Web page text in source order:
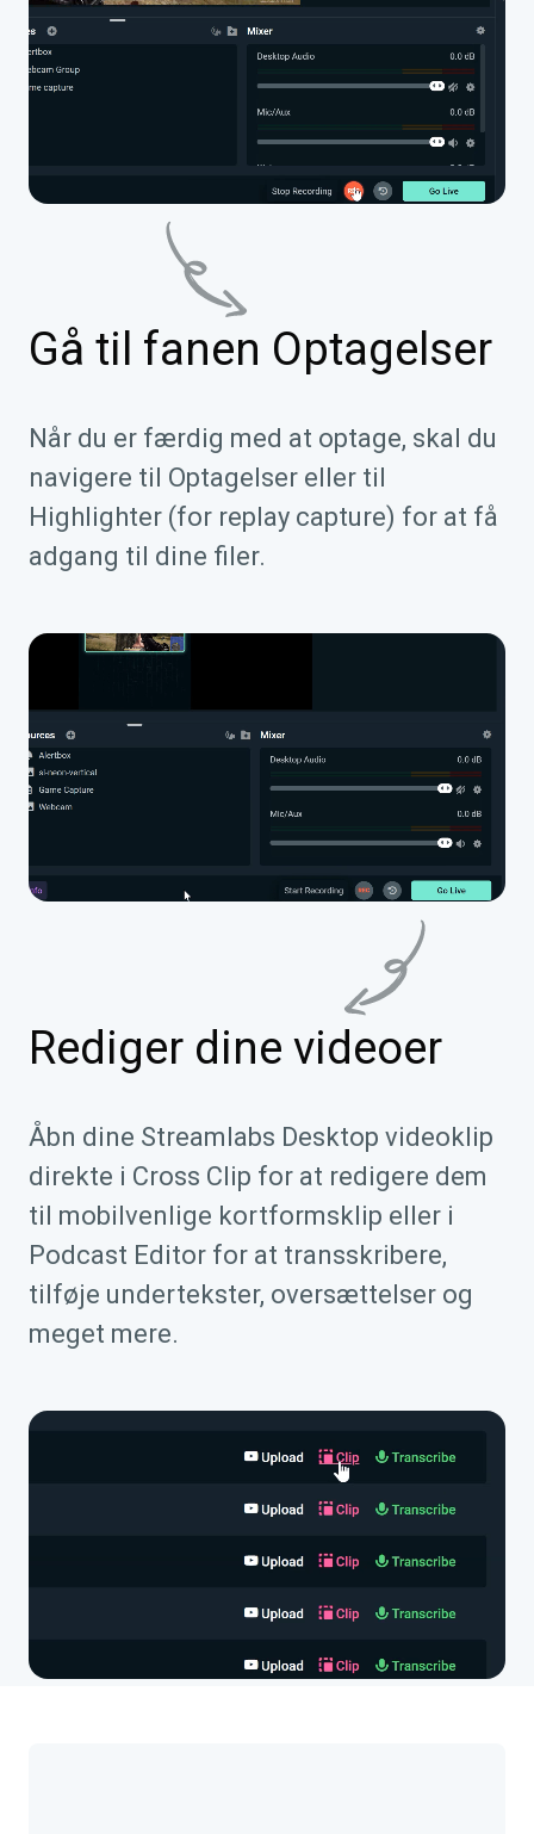
Gå til fanen Optagelser
Når du er færdig med at optage, skal du
navigere til Optagelser eller til
Highlighter (for replay capture) for at få
adgang til dine filer.
Rediger dine videoer
Åbn dine Streamlabs Desktop videoklip
direkte i Cross Clip for at redigere dem
til mobilvenlige kortformsklip eller i
Podcast Editor for at transskribere,
tilføje undertekster, oversættelser og
meget mere.